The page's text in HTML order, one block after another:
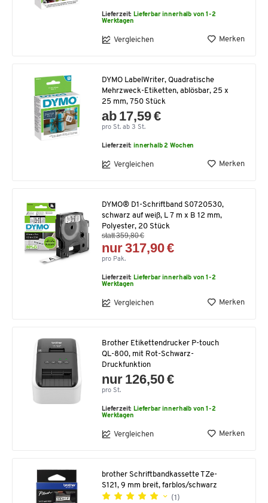
Lieferzeit: Lieferbar innerhalb von 1-2
Werktagen
Vergleichen Merken
DYMO LabelWriter, Quadratische
Mehrzweck-Etiketten, ablösbar, 25 x
25 mm, 750 Stück
ab 17,59 €
pro St. ab 3 St.
Lieferzeit:innerhalb 2 Wochen
Vergleichen Merken
DYMO® D1-Schriftband S0720530,
schwarz auf weiß, L 7 m x B 12 mm,
Polyester, 20 Stück
statt 359,80 €
nur 317,90 €
pro Pak.
Lieferzeit: Lieferbar innerhalb von 1-2
Werktagen
Vergleichen Merken
Brother Etikettendrucker P-touch
QL-800, mit Rot-Schwarz-
Druckfunktion
nur 126,50 €
pro St.
Lieferzeit: Lieferbar innerhalb von 1-2
Werktagen
Vergleichen Merken
brother Schriftbandkassette TZe-
S121, 9 mm breit, farblos/schwarz
(1)